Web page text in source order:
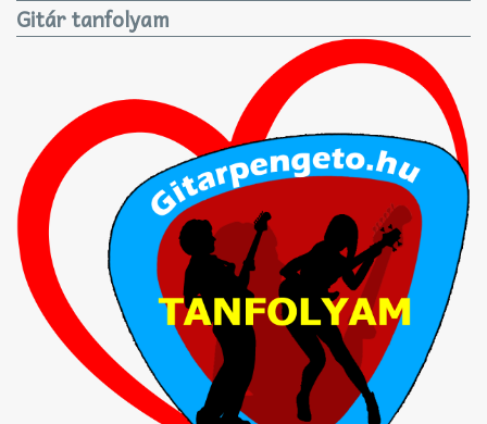
Gitár tanfolyam